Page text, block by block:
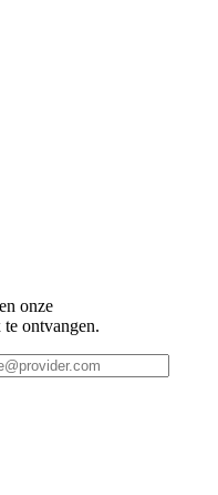
onze
ontvangen.